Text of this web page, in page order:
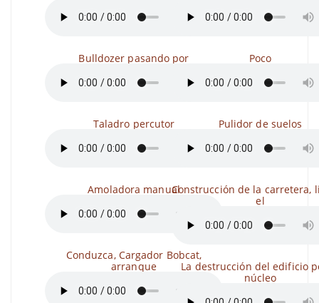
Bulldozer pasando por
Taladro percutor
Amoladora manual
Conduzca, Cargador Bobcat,
arranque
Poco
Pulidor de suelos
Construcción de la carretera,
el
La destrucción del edificio
núcleo